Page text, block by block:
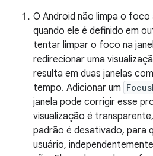
O Android não limpa o
quando ele é definido em
tentar limpar o foco na
redirecionar uma
resulta em duas janelas
tempo. Adicionar um
janela pode corrigir esse
visualização é
padrão é desativado, para
usuário,